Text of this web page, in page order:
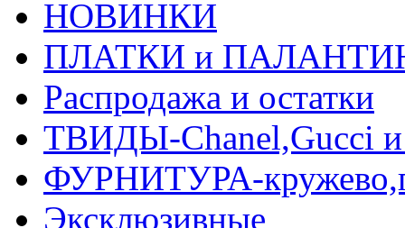
НОВИНКИ
ПЛАТКИ и
Распродажа и остатки
ТВИДЫ-Сhanel,Gucci и
ФУРНИТУРА-
Эксклюзивные